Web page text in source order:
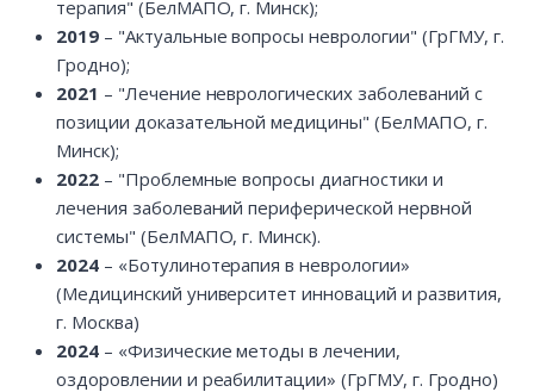
терапия" (БелМАПО, г. Минск);
2019– "Актуальные вопросы неврологии" (ГрГМУ, г.
Гродно);
2021 – "Лечение неврологических заболеваний с
позиции доказательной медицины" (БелМАПО, г.
Минск);
2022 – "Проблемные вопросы диагностики и
лечения заболеваний периферической нервной
системы" (БелМАПО, г. Минск).
2024– «Ботулинотерапия в неврологии»
(Медицинский университет инноваций и развития,
г. Москва)
2024– «Физические методы в лечении,
оздоровлении и реабилитации» (ГрГМУ, г. Гродно)